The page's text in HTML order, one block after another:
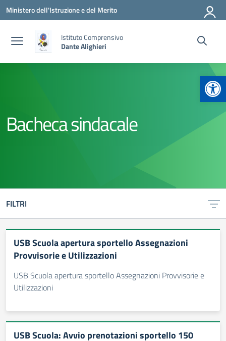
Vai ai contenuti
Vai al menu di navigazione
Vai al footer
Ministero dell'Istruzione e del Merito
Istituto Comprensivo
Dante Alighieri
Bacheca sindacale
FILTRI
USB Scuola apertura sportello Assegnazioni
Provvisorie e Utilizzazioni
USB Scuola apertura sportello Assegnazioni Provvisorie e
Utilizzazioni
USB Scuola: Avvio prenotazioni sportello 150